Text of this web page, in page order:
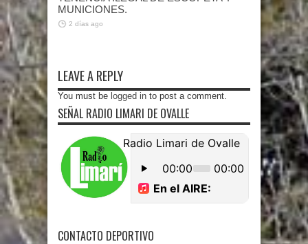
MUNICIONES.
2 días ago
LEAVE A REPLY
You must be logged in to post a comment.
SEÑAL RADIO LIMARI DE OVALLE
CONTACTO DEPORTIVO